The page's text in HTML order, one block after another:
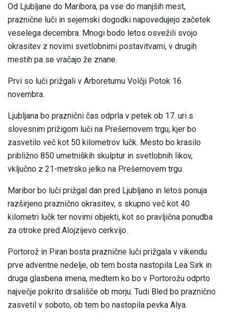
Od Ljubljane do Maribora, pa vse do manjših mest,
praznične luči in sejemski dogodki napovedujejo začetek
veselega decembra. Mnogi bodo letos osvežili svojo
okrasitev z novimi svetlobnimi postavitvami, v drugih
mestih pa se vračajo že znane.
Prvi so luči prižgali v Arboretumu Volčji Potok 16.
novembra.
Ljubljana bo praznični čas odprla v petek ob 17. uri s
slovesnim prižigom luči na Prešernovem trgu, kjer bo
zasvetilo več kot 50 kilometrov lučk. Mesto bo krasilo
približno 850 umetniških skulptur in svetlobnih likov,
vključno z 21-metrsko jelko na Prešernovem trgu.
Maribor bo luči prižgal dan pred Ljubljano in letos ponuja
razširjeno praznično okrasitev, s skupno več kot 40
kilometri lučk ter novimi objekti, kot so pravljična ponudba
za otroke pred Alojzijevo cerkvijo.
Portorož in Piran bosta praznične luči prižgala v vikendu
prve adventne nedelje, ob tem bosta nastopila Lea Sirk in
druga glasbena imena, medtem ko bo v Portorožu odprto
največje pokrito drsališče ob morju. Tudi Bled bo praznično
zasvetil v soboto, ob tem bo nastopila pevka Alya.